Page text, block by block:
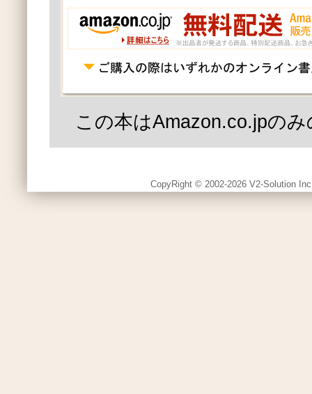
この本はAmazon.co.jpの
CopyRight © 2002-2026 V2-Solution